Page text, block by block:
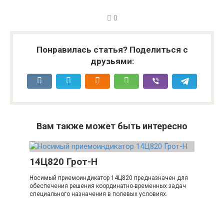
0
Понравилась статья? Поделиться с
друзьями:
Вам также может быть интересно
14Ц820 Грот-Н
Носимый приемоиндикатор 14Ц820 предназначен для
обеспечения решения координатно-временных задач
специального назначения в полевых условиях.